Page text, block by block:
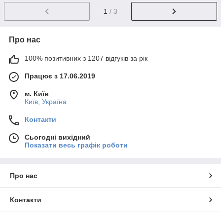
1 / 3
Про нас
100% позитивних з 1207 відгуків за рік
Працює з 17.06.2019
м. Київ
Київ, Україна
Контакти
Сьогодні вихідний
Показати весь графік роботи
Про нас
Контакти